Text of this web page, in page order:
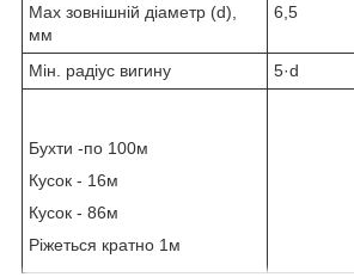
Max зовнішній діаметр (d),
мм
6,5
Мін. радіус вигину 5·d
Бухти -по 100м
Кусок - 16м
Кусок - 86м
Ріжеться кратно 1м